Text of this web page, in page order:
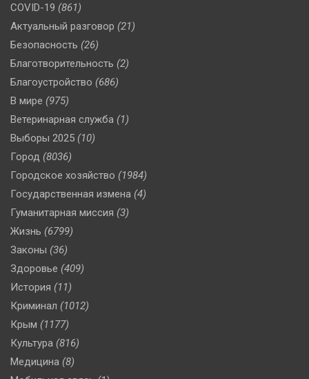
COVID-19 (861)
Актуальный разговор (21)
Безопасность (26)
Благотворительность (2)
Благоустройство (686)
В мире (975)
Ветеринарная служба (1)
Выборы 2025 (10)
Город (8036)
Городское хозяйство (1984)
Государственная измена (4)
Гуманитарная миссия (3)
Жизнь (6799)
Законы (36)
Здоровье (409)
История (11)
Криминал (1012)
Крым (1177)
Культура (816)
Медицина (8)